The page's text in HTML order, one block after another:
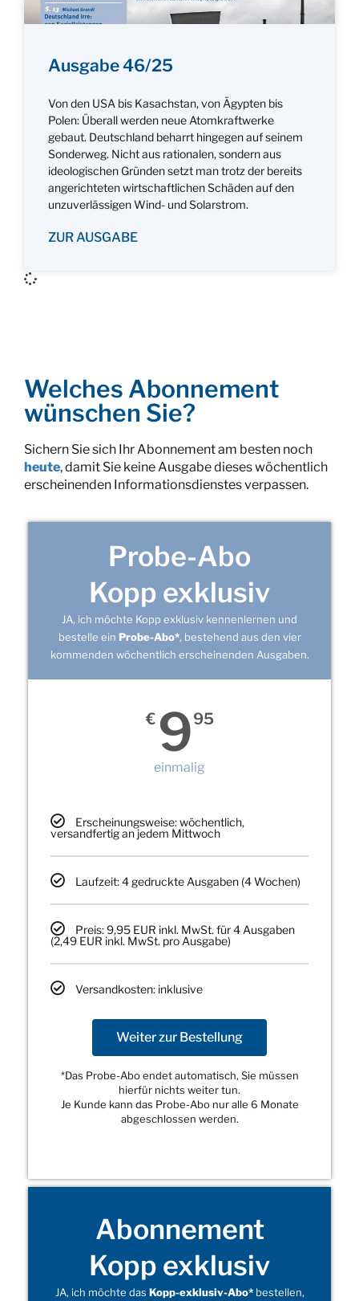
Ausgabe 46/25
Von den USA bis Kasachstan, von Ägypten bis
Polen: Überall werden neue Atomkraftwerke
gebaut. Deutschland beharrt hingegen auf seinem
Sonderweg. Nicht aus rationalen, sondern aus
ideologischen Gründen setzt man trotz der bereits
angerichteten wirtschaftlichen Schäden auf den
unzuverlässigen Wind- und Solarstrom.
ZUR AUSGABE
Welches Abonnement
wünschen Sie?
Sichern Sie sich Ihr Abonnement am besten noch
heute, damit Sie keine Ausgabe dieses wöchentlich
erscheinenden Informationsdienstes verpassen.
Probe-Abo
Kopp exklusiv
JA, ich möchte Kopp exklusiv kennenlernen und
bestelle ein Probe-Abo*, bestehend aus den vier
kommenden wöchentlich erscheinenden Ausgaben.
€ 995
einmalig
Erscheinungsweise: wöchentlich,
versandfertig an jedem Mittwoch
Laufzeit: 4 gedruckte Ausgaben (4 Wochen)
Preis: 9,95 EUR inkl. MwSt. für 4 Ausgaben
(2,49 EUR inkl. MwSt. pro Ausgabe)
Versandkosten: inklusive
Weiter zur Bestellung
*Das Probe-Abo endet automatisch, Sie müssen
hierfür nichts weiter tun.
Je Kunde kann das Probe-Abo nur alle 6 Monate
abgeschlossen werden.
Abonnement
Kopp exklusiv
JA, ich möchte das Kopp-exklusiv-Abo*bestellen,